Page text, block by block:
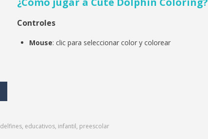
Controles
Mouse: clic para seleccionar color y colorear
delfines, educativos, infantil, preescolar